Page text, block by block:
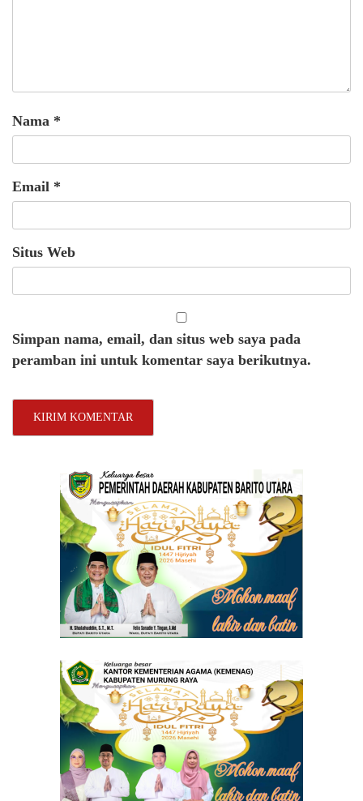
Nama *
Email *
Situs Web
Simpan nama, email, dan situs web saya pada
peramban ini untuk komentar saya berikutnya.